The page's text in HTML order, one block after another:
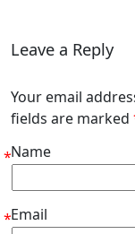
Leave a Reply
Your email
fields are marked
Name
*
Email
*